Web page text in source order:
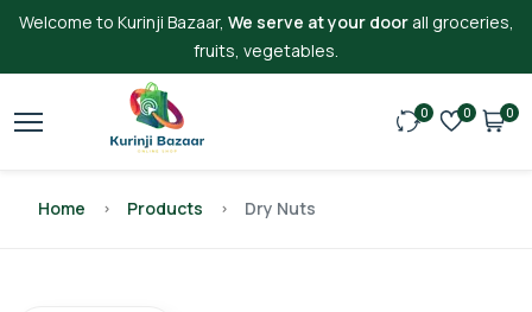
Welcome to Kurinji Bazaar, We serve at your doorall groceries,
fruits, vegetables.
0 0 0
Home Products Dry Nuts